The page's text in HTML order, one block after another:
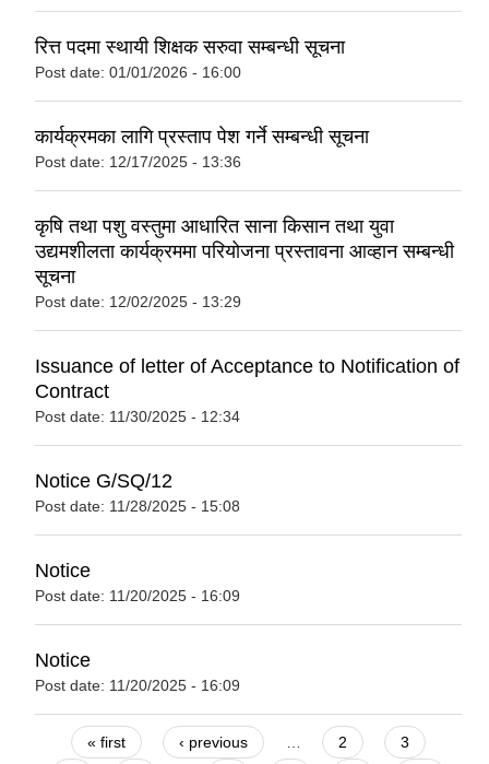
रित्त पदमा स्थायी शिक्षक सरुवा सम्बन्धी सूचना
Post date: 01/01/2026 - 16:00
कार्यक्रमका लागि प्रस्ताप पेश गर्ने सम्बन्धी सूचना
Post date: 12/17/2025 - 13:36
कृषि तथा पशु वस्तुमा आधारित साना किसान तथा युवा
उद्यमशीलता कार्यक्रममा परियोजना प्रस्तावना आव्हान सम्बन्धी
सूचना
Post date: 12/02/2025 - 13:29
Issuance of letter of Acceptance to Notification of
Contract
Post date: 11/30/2025 - 12:34
Notice G/SQ/12
Post date: 11/28/2025 - 15:08
Notice
Post date: 11/20/2025 - 16:09
Notice
Post date: 11/20/2025 - 16:09
Pages
« first ‹ previous 2
3